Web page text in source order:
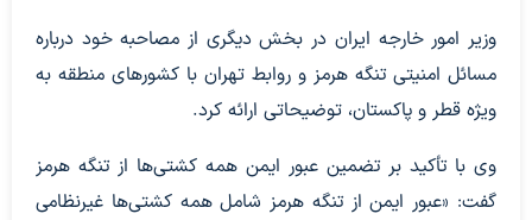
وزیر امور خارجه ایران در بخش دیگری از مصاحبه خود درباره
مسائل امنیتی تنگه هرمز و روابط تهران با کشورهای منطقه به
ویژه قطر و پاکستان، توضیحاتی ارائه کرد.
وی با تأکید بر تضمین عبور ایمن همه کشتی‌ها از تنگه هرمز
گفت: «عبور ایمن از تنگه هرمز شامل همه کشتی‌ها غیرنظامی